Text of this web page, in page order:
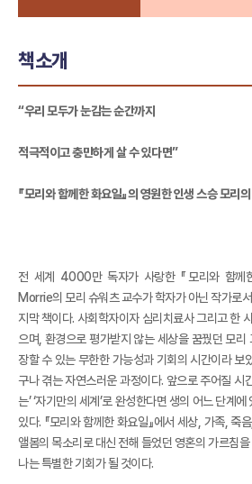
책소개
“우리 모두가 눈감는 순간까지
적극적이고 충만하게 살 수 있다면”
『모리와 함께한 화요일』의 영원한 인생 스승 모리
전 세계 4000만 독자가 사랑한 『모리와 함
Morrie의 모리 슈워츠 교수가 학자가 아닌 작가로
지막 책이다. 사회학자이자 심리치료사 그리고 한
으며, 환경으로 평가받지 않는 세상을 꿈꿨던 모리
장할 수 있는 무한한 가능성과 기회의 시간이라 보
구나 겪는 자연스러운 과정이다. 앞으로 주어질 시
는’ ‘자기만의 세계’로 완성한다면 생의 어느 단계
있다. 『모리와 함께한 화요일』에서 세상, 가족, 죽
앨봄의 목소리로 대신 전해 들었던 영혼의 가르침
나는 특별한 기회가 될 것이다.